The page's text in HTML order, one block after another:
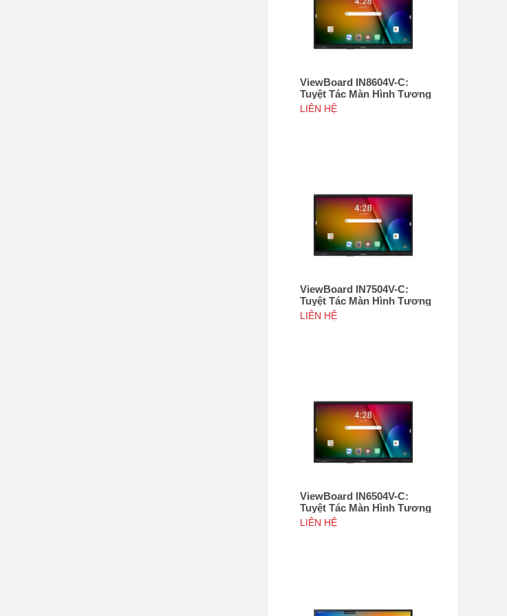
ViewBoard IN8604V-C:
Tuyệt Tác Màn Hình Tương
Tác 86", Tích hợp camera
4K độ phân giải 50MP, NFC
LIÊN HỆ
ViewBoard IN7504V-C:
Tuyệt Tác Màn Hình Tương
Tác 75", Tích hợp camera
4K độ phân giải 50MP, NFC
LIÊN HỆ
ViewBoard IN6504V-C:
Tuyệt Tác Màn Hình Tương
Tác 65inch, Tích hợp
camera 4K độ phân giải
LIÊN HỆ